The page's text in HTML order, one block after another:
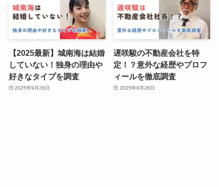
【2025最新】城南海は結婚
していない！独身の理由や
好きなタイプを調査
2025年9月26日
遅咲駿の不動産会社を特
定！？意外な経歴やプロフ
ィールを徹底調査
2025年9月26日